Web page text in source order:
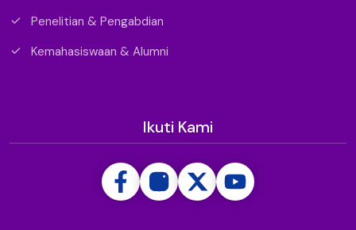
Penelitian & Pengabdian
Kemahasiswaan & Alumni
Ikuti Kami